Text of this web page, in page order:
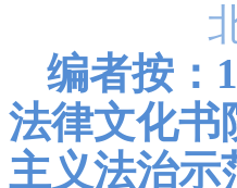
编者按：
法律文化书
主义法治示